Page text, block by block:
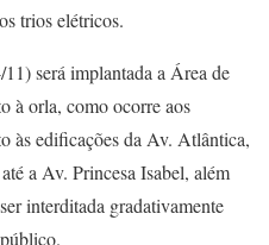
trios elétricos.
será implantada a Área de
à orla, como ocorre aos
às edificações da Av. Atlântica,
a Av. Princesa Isabel, além
interditada gradativamente